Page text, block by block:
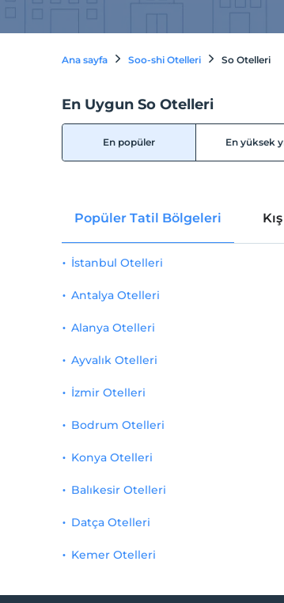
Ana sayfa Soo-shi Otelleri So Otelleri
En Uygun So Otelleri
En popüler En yüksek
Popüler Tatil Bölgeleri
İstanbul Otelleri
Antalya Otelleri
Alanya Otelleri
Ayvalık Otelleri
İzmir Otelleri
Bodrum Otelleri
Konya Otelleri
Balıkesir Otelleri
Datça Otelleri
Kemer Otelleri